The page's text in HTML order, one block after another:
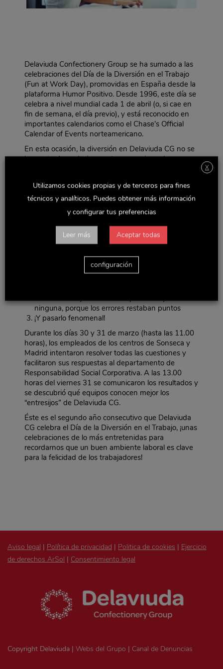
Delaviuda Confectionery Group se ha sumado a las
celebraciones del Día de la Diversión en el Trabajo
(Fun at Work Day), promovidas en España desde la
plataforma Humor Positivo. Desde 1996, este día se
celebra a nivel mundial cada 1 de abril (o, si cae en
fin de semana, el día previo), y está reconocido en
importantes calendarios como el Chase’s Official
Calendar of Events norteamericano.
En esta ocasión, la diversión en Delaviuda CG no se
ha centrado exclusivamente en una jornada
votación popular a través de una encuesta online, los
trabajadores decidieron que se organizase un
“pasapalabra corporativo”, consistente en tener que
acertar el mayor número posible de palabras de un
“rosco” con cuestiones relacionadas con el Grupo y la
plantilla que lo integra.
Para participar en esta actividad sólo era necesario
seguir tres reglas muy sencillas:
Acertar el mayor número de palabras…y no fallar
ninguna, porque los errores restaban puntos
¡Y pasarlo fenomenal!
Durante los días 30 y 31 de marzo (hasta las 11.00
horas), los empleados de los centros de Sonseca y
Madrid intentaron resolver todas las cuestiones y
facilitaron sus respuestas al departamento de
Responsabilidad Social Corporativa. A las 13.00
horas del viernes 31 se comunicaron los resultados y
se descubrió qué equipos conocen mejor los
“entresijos” de Delaviuda CG.
Éste es el segundo año consecutivo que Delaviuda
CG celebra el Día de la Diversión en el Trabajo, ¡unas
celebraciones de lo más entretenidas para
recordarnos que un buen ambiente laboral es clave
para la felicidad de los trabajadores!
Aviso legal | Política de privacidad | Politica de cookies | Ejercicio
de derechos ArSol | Consentimiento legal
Copyright Delaviuda | Webs del Grupo | Canal de Denuncias
X
Utilizamos cookies propias y de terceros para fines
técnicos y analíticos. Puedes obtener más información
y configurar tus preferencias
Leer más Aceptar todas
configuración